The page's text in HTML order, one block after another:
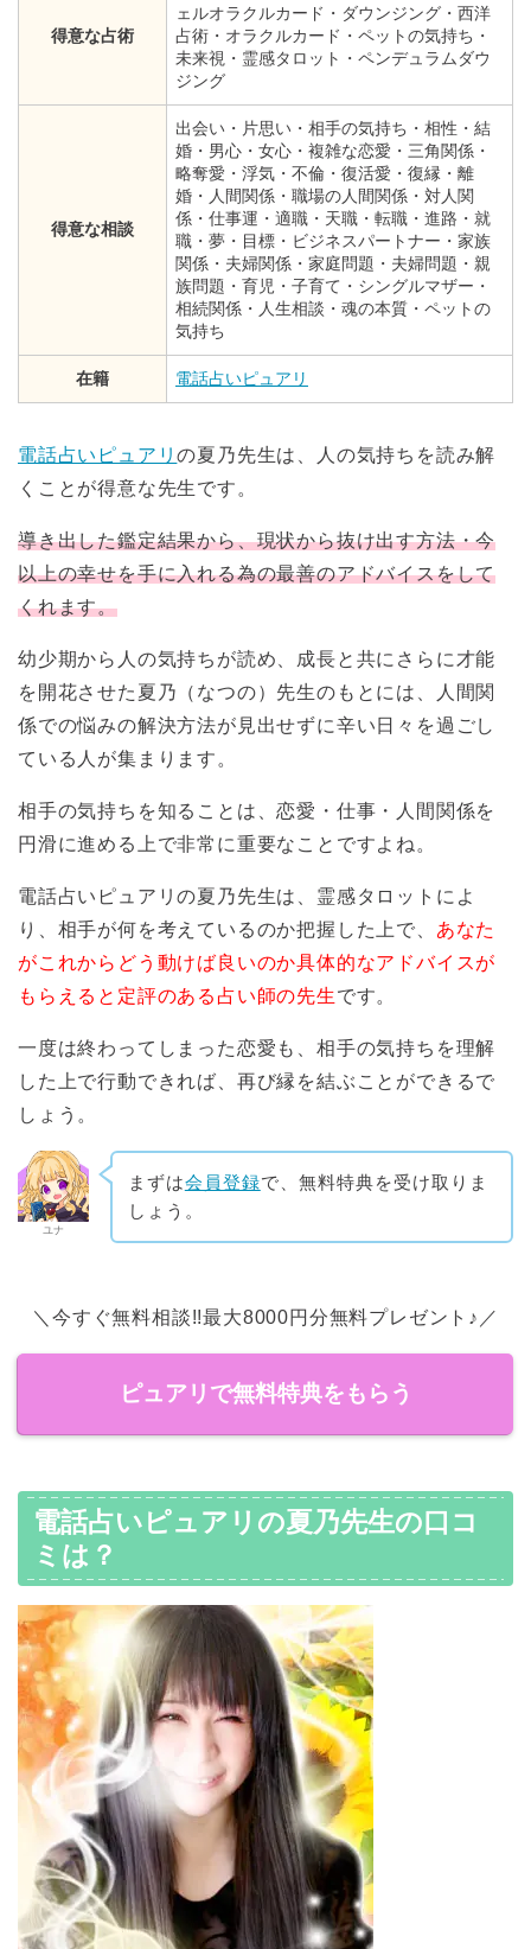
得意な占術
ェルオラクルカード・ダウンジング・西洋
占術・オラクルカード・ペットの気持ち・
未来視・霊感タロット・ペンデュラムダウ
ジング
得意な相談
出会い・片思い・相手の気持ち・相性・結
婚・男心・女心・複雑な恋愛・三角関係・
略奪愛・浮気・不倫・復活愛・復縁・離
婚・人間関係・職場の人間関係・対人関
係・仕事運・適職・天職・転職・進路・就
職・夢・目標・ビジネスパートナー・家族
関係・夫婦関係・家庭問題・夫婦問題・親
族問題・育児・子育て・シングルマザー・
相続関係・人生相談・魂の本質・ペットの
気持ち
在籍 電話占いピュアリ
電話占いピュアリの夏乃先生は、人の気持ちを読み解
くことが得意な先生です。
導き出した鑑定結果から、現状から抜け出す方法・今
以上の幸せを手に入れる為の最善のアドバイスをして
くれます。
幼少期から人の気持ちが読め、成長と共にさらに才能
を開花させた夏乃（なつの）先生のもとには、人間関
係での悩みの解決方法が見出せずに辛い日々を過ごし
ている人が集まります。
相手の気持ちを知ることは、恋愛・仕事・人間関係を
円滑に進める上で非常に重要なことですよね。
電話占いピュアリの夏乃先生は、霊感タロットによ
り、相手が何を考えているのか把握した上で、 あなた
がこれからどう動けば良いのか具体的なアドバイスが
もらえると定評のある占い師の先生です。
一度は終わってしまった恋愛も、相手の気持ちを理解
した上で行動できれば、再び縁を結ぶことができるで
しょう。
ユナ
まずは会員登録で、無料特典を受け取りま
しょう。
＼今すぐ無料相談!!最大8000円分無料プレゼント♪／
ピュアリで無料特典をもらう
電話占いピュアリの夏乃先生の口コ
ミは？